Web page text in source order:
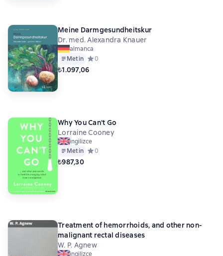
Meine Darmgesundheitskur
Dr. med. Alexandra Knauer
almanca
Metin Средний рейтинг 0 на основе 0 оценок
0
₺1.097,06
Why You Can't Go
Lorraine Cooney
ingilizce
Metin Средний рейтинг 0 на основе 0 оценок
0
₺987,30
Treatment of hemorrhoids, and other non-
malignant rectal diseases
W. P. Agnew
ingilizce